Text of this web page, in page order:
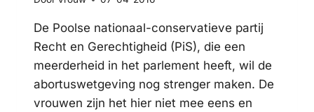
De Poolse nationaal-conservatieve partij
Recht en Gerechtigheid (PiS), die een
meerderheid in het parlement heeft, wil de
abortuswetgeving nog strenger maken. De
vrouwen zijn het hier niet mee eens en